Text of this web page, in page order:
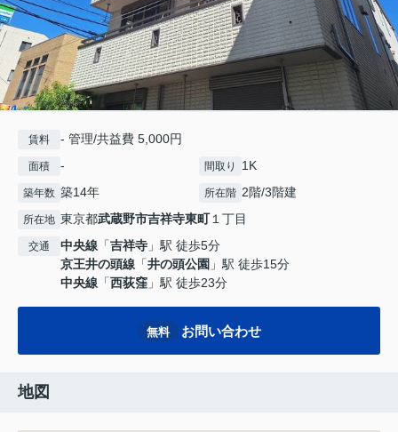
賃料 - 管理/共益費 5,000円
面積 - 間取り 1K
築年数 築14年 所在階 2階/3階建
所在地 東京都武蔵野市吉祥寺東町１丁目
交通 中央線 「吉祥寺 」駅 徒歩5分
京王井の頭線 「井の頭公園 」駅 徒歩15分
中央線 「西荻窪 」駅 徒歩23分
無料 お問い合わせ
地図